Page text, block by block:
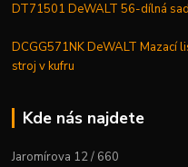
DT71501 DeWALT 56-dílná
DCGG571NK DeWALT Mazací
stroj v kufru
Kde nás najdete
Jaromírova 12 / 660